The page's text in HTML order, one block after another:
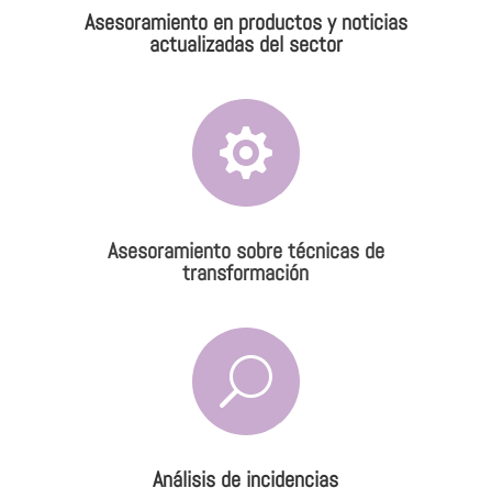
Asesoramiento en productos y noticias
actualizadas del sector

Asesoramiento sobre técnicas de
transformación
U
Análisis de incidencias